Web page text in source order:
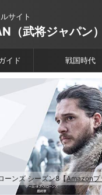
サイト
（武将ジャパン）
イド 戦国時代
ーンズ シーズン8【Amazonプ